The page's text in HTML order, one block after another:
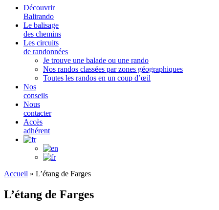
Découvrir
Balirando
Le balisage
des chemins
Les circuits
de randonnées
Je trouve une balade ou une rando
Nos randos classées par zones géographiques
Toutes les randos en un coup d’œil
Nos
conseils
Nous
contacter
Accès
adhérent
Accueil » L’étang de Farges
L’étang de Farges